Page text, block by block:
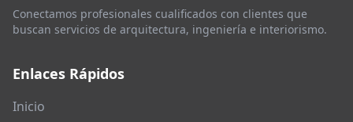
Conectamos profesionales cualificados con clientes que
buscan servicios de arquitectura, ingeniería e interiorismo.
Enlaces Rápidos
Inicio